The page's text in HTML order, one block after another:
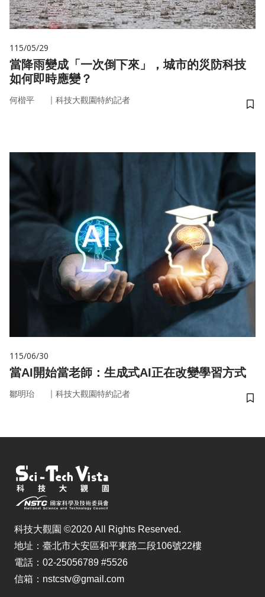
115/05/29
當降雨變成「一次倒下來」，城市的災防科技
如何即時應變？
何楷平 ｜ 科技大觀園特約記者
儲
115/06/30
當AI開始當老師：生成式AI正在改變學習方式
鄒明珆 ｜ 科技大觀園特約記者
儲
科技大觀園 ©2020 All Rights Reserved.
地址：臺北市大安區和平東路二段106號22樓
電話：02-25056789 #5526
信箱：nstcstv@gmail.com